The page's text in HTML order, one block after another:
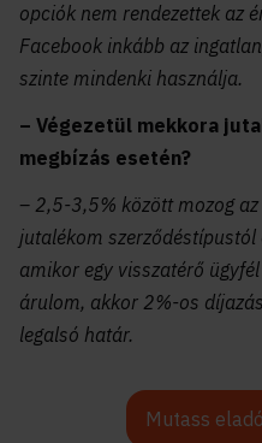
opciók nem rendezettek az
Facebook inkább az
szinte mindenki használja.
– Végezetül mekkora
megbízás esetén?
– 2,5-3,5% között mozog
jutalékom szerződéstípustól
amikor egy visszatérő
árulom, akkor 2%-os
legalsó határ.
Mutass